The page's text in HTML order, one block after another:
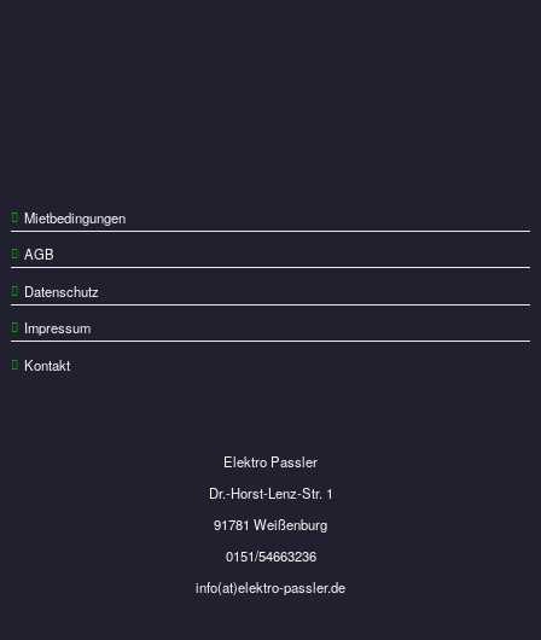
Mietbedingungen
AGB
Datenschutz
Impressum
Kontakt
Elektro Passler
Dr.-Horst-Lenz-Str. 1
91781 Weißenburg
0151/54663236
info(at)elektro-passler.de